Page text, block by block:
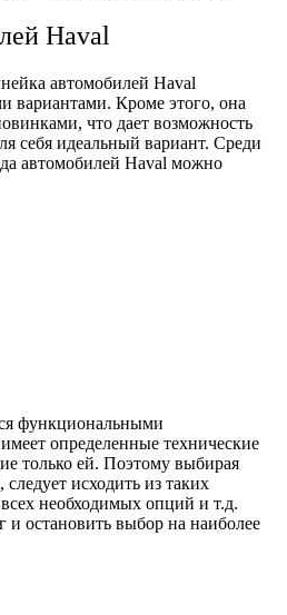
Haval
автомобилей Haval
вариантами. Кроме этого, она
что дает возможность
себя идеальный вариант. Среди
автомобилей Haval можно
функциональными
определенные технические
только ей. Поэтому выбирая
исходить из таких
необходимых опций и т.д.
и остановить выбор на наиболее